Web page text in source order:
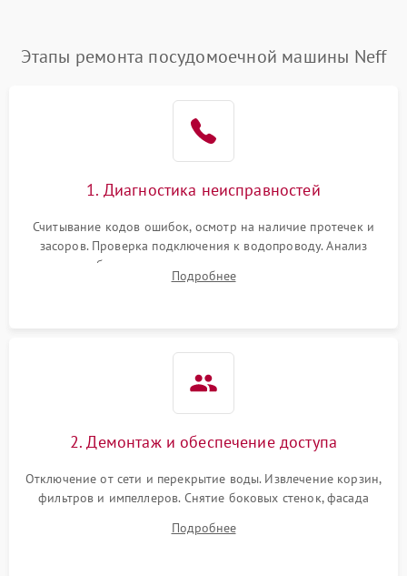
воды
1800 ₽ Подробнее →
Проблемы с
Этапы ремонта посудомоечной машины Neff
1. Диагностика неисправностей
Считывание кодов ошибок, осмотр на наличие протечек и
засоров. Проверка подключения к водопроводу. Анализ
жалоб на отсутствие слива, нагрева, вращения
разбрызгивателей или срабатывание системы защиты
Подробнее
2. Демонтаж и обеспечение доступа
Отключение от сети и перекрытие воды. Извлечение корзин,
фильтров и импеллеров. Снятие боковых стенок, фасада
циркуляционному насосу, ТЭНу и сливной помпе.
Подробнее